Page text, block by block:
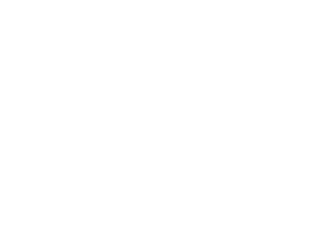
Мощный двигатель